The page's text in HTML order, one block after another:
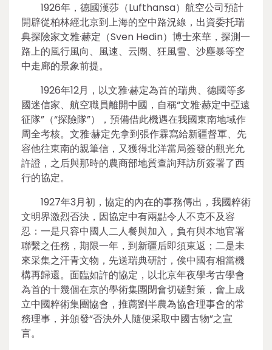
1926年，德國漢莎（Lufthansa）航空公司預計
開辟從柏林經北京到上海的空中路況線，出資委托瑞
典探險家文雅·赫定（Sven Hedin）博士來華，探測一
路上的風行風向、風速、云團、狂風雪、沙塵暴等空
中走廊的景象前提。
1926年12月，以文雅·赫定為首的瑞典、德國等多
國迷信家、航空職員離開中國，自稱“文雅·赫定中亞遠
征隊”（“探險隊”），預備借此機遇在我國東南地域作
周全考核。文雅·赫定先拿到張作霖寫給新疆督軍、先
容他往東南的親筆信，又獲得北洋當局簽發的觀光允
許證，之后與那時的農商部地質查詢拜訪所簽署了西
行的協定。
1927年3月初，協定的內在的事務傳出，我國粹術
文明界激烈否決，因協定中有兩點令人不克不及容
忍：一是只容中國人二人餐與加入，負有與本地官署
聯繫之任務，期限一年，到新疆后即須東返；二是未
來采集之汗青文物，先送瑞典研討，俟中國有相當機
構再歸還。面臨如許的協定，以北京年夜學考古學會
為首的十幾個在京的學術集團閉會切磋對策，會上成
立中國粹術集團協會，推薦劉半農為協會理事會的常
務理事，并頒發“否決外人隨便采取中國古物”之宣
言。